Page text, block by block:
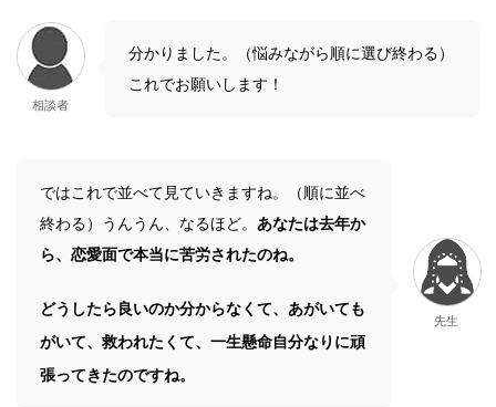
相談者
分かりました。（悩みながら順に選び終わる）
これでお願いします！
ではこれで並べて見ていきますね。（順に並べ
終わる）うんうん、なるほど。 あなたは去年か
ら、恋愛面で本当に苦労されたのね。
どうしたら良いのか分からなくて、あがいても
がいて、救われたくて、一生懸命自分なりに頑
張ってきたのですね。
先生